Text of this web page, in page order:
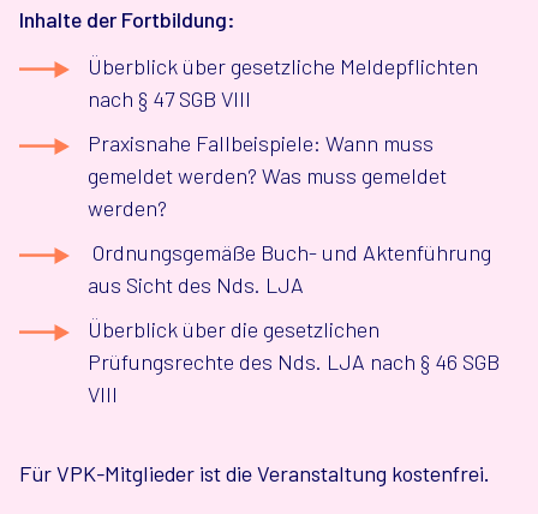
Inhalte der Fortbildung:
Überblick über gesetzliche Meldepflichten
nach § 47 SGB VIII
Praxisnahe Fallbeispiele: Wann muss
gemeldet werden? Was muss gemeldet
werden?
Ordnungsgemäße Buch- und Aktenführung
aus Sicht des Nds. LJA
Überblick über die gesetzlichen
Prüfungsrechte des Nds. LJA nach § 46 SGB
VIII
Für VPK-Mitglieder ist die Veranstaltung kostenfrei.